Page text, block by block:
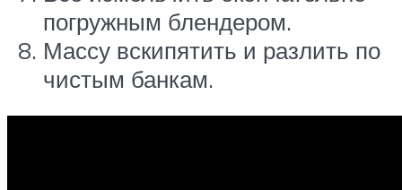
погружным блендером.
Массу вскипятить и разлить по
чистым банкам.